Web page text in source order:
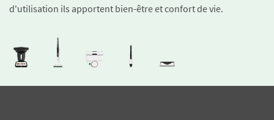
d'utilisation ils apportent bien-être et confort de vie.